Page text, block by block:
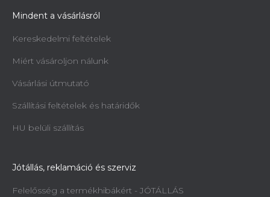
Mindent a vásárlásról
Kereskedelmi feltételek
Miért vásároljon nálunk
Vásárlási útmutató
Szállítási feltételek és határidők
HU belüli szállítás
Jótállás, reklamáció és szerviz
Felelősség a termékhibákért - JÓTÁLLÁS